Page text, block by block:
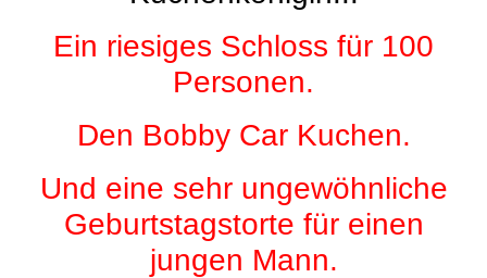
Ein riesiges Schloss für 100
Personen.
Den Bobby Car Kuchen.
Und eine sehr ungewöhnliche
Geburtstagstorte für einen
jungen Mann.